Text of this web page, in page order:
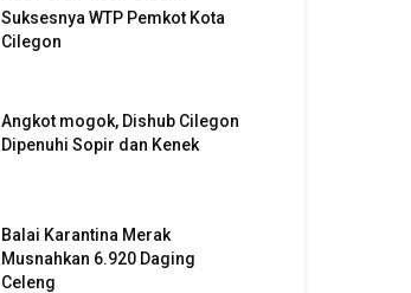
Suksesnya WTP Pemkot Kota
Cilegon
Angkot mogok, Dishub Cilegon
Dipenuhi Sopir dan Kenek
Balai Karantina Merak
Musnahkan 6.920 Daging
Celeng